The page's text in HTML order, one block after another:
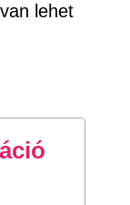
lehet